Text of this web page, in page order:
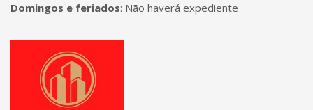
Domingos e feriados: Não haverá expediente
Página inicial